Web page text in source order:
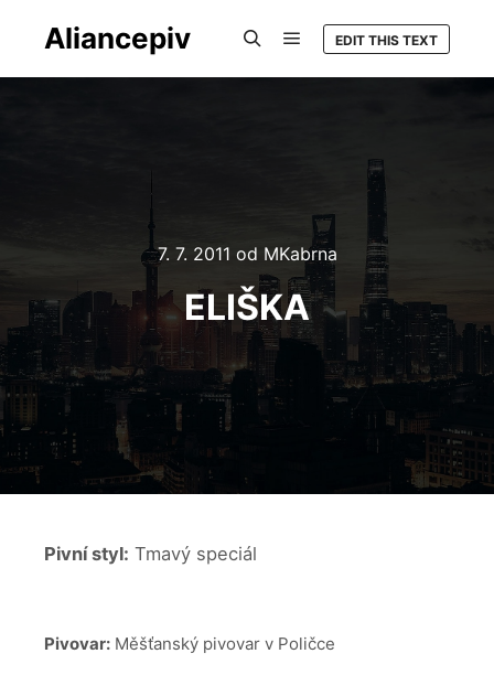
Aliancepiv EDIT THIS TEXT
7. 7. 2011 od MKabrna
ELIŠKA
Pivní styl: Tmavý speciál
Pivovar: Měšťanský pivovar v Poličce